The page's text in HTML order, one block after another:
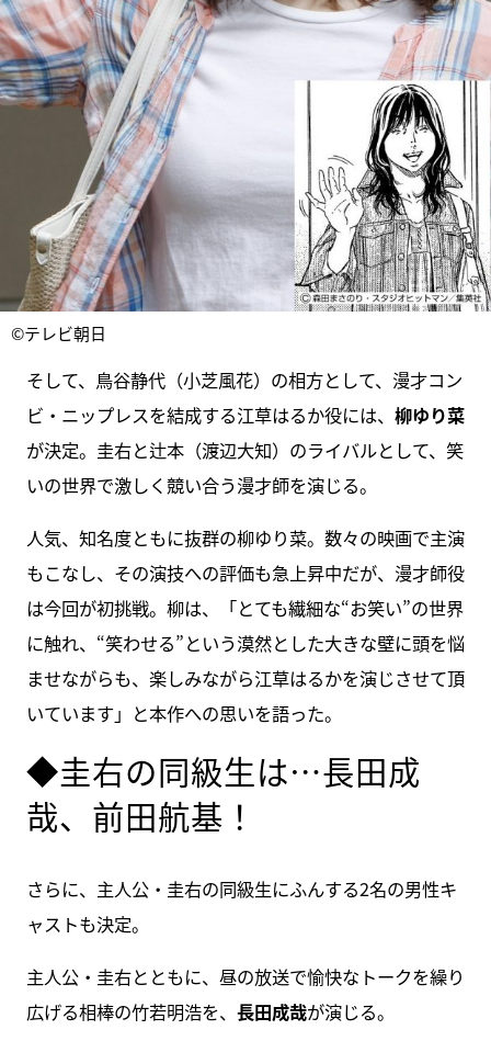
©テレビ朝日
そして、鳥谷静代（小芝風花）の相方として、漫才コン
ビ・ニップレスを結成する江草はるか役には、 柳ゆり菜
が決定。圭右と辻本（渡辺大知）のライバルとして、笑
いの世界で激しく競い合う漫才師を演じる。
人気、知名度ともに抜群の柳ゆり菜。数々の映画で主演
もこなし、その演技への評価も急上昇中だが、漫才師役
は今回が初挑戦。柳は、「とても繊細な“お笑い”の世界
に触れ、“笑わせる”という漠然とした大きな壁に頭を悩
ませながらも、楽しみながら江草はるかを演じさせて頂
いています」と本作への思いを語った。
◆圭右の同級生は…長田成
哉、前田航基！
さらに、主人公・圭右の同級生にふんする2名の男性キ
ャストも決定。
主人公・圭右とともに、昼の放送で愉快なトークを繰り
広げる相棒の竹若明浩を、 長田成哉が演じる。